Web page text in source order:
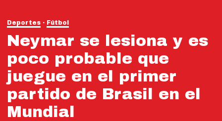
Deportes Fútbol
Neymar se lesiona y es
poco probable que
juegue en el primer
partido de Brasil en el
Mundial